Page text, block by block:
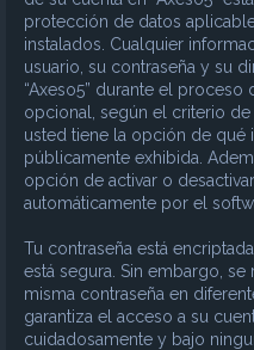
protección de datos
instalados. Cualquier
usuario, su contraseña y su
“Axeso5” durante el
opcional, según el criterio de
usted tiene la opción de qué
públicamente exhibida.
opción de activar o
automáticamente por el
Tu contraseña está
está segura. Sin embargo,
misma contraseña en
garantiza el acceso a su
cuidadosamente y bajo